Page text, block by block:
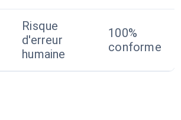
Risque
d'erreur
humaine
100%
conforme